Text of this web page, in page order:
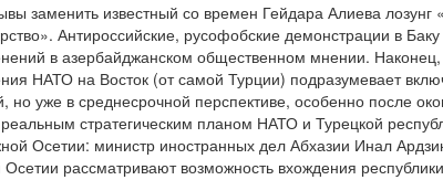
заменить известный со времен Гейдара Алиева лозунг
Антироссийские, русофобские демонстрации в
в азербайджанском общественном мнении.
НАТО на Восток (от самой Турции) подразумевает
но уже в среднесрочной перспективе, особенно после
стратегическим планом НАТО и Турецкой
Осетии: министр иностранных дел Абхазии Инал
рассматривают возможность вхождения